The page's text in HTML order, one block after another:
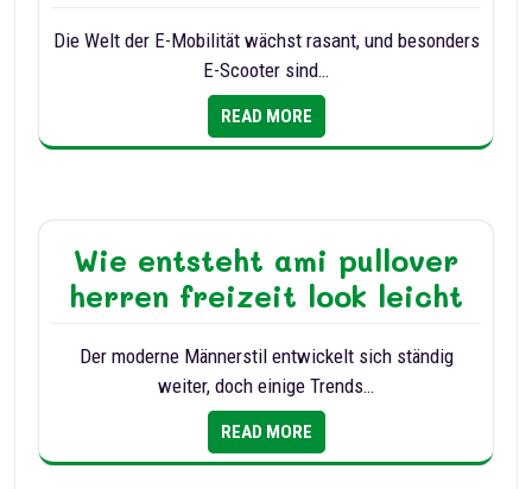
Die Welt der E-Mobilität wächst rasant, und besonders
E-Scooter sind…
READ MORE
Wie entsteht ami pullover
herren freizeit look leicht
Der moderne Männerstil entwickelt sich ständig
weiter, doch einige Trends…
READ MORE